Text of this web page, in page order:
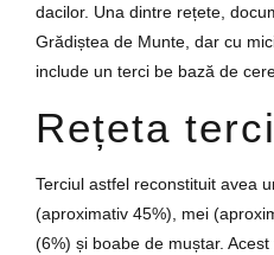
dacilor. Una dintre rețete,
Grădiștea de Munte, dar cu
include un terci be bază de
Rețeta
Terciul astfel reconstituit avea
(aproximativ 45%), mei
(6%) și boabe de muștar.